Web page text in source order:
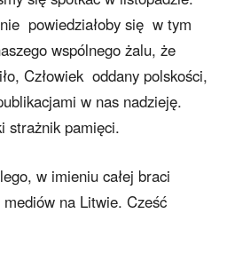
powiedziałoby się w tym
wspólnego żalu, że
Człowiek oddany polskości,
w nas nadzieję.
strażnik pamięci.
w imieniu całej braci
na Litwie. Cześć